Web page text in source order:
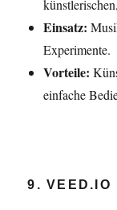
Einsatz:
Experimente.
Vorteile:
einfache
9. VEED.IO